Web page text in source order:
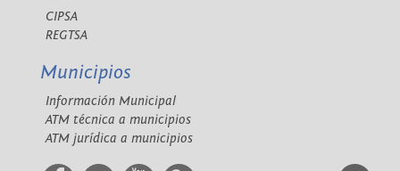
CIPSA
REGTSA
Municipios
Información Municipal
ATM técnica a municipios
ATM jurídica a municipios